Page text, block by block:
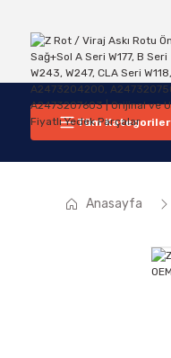
Tüm Kategoriler
Anasayfa